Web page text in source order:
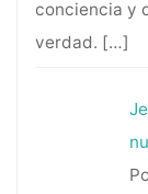
conciencia y
verdad. […]